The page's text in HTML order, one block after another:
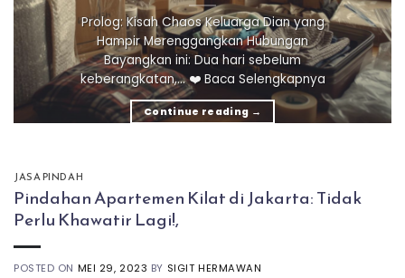
Prolog: Kisah Chaos Keluarga Dian yang
Hampir Merenggangkan Hubungan
Bayangkan ini: Dua hari sebelum
keberangkatan,... ❤️ Baca Selengkapnya
Continue reading →
JASA PINDAH
Pindahan Apartemen Kilat di Jakarta: Tidak
Perlu Khawatir Lagi!,
POSTED ON MEI 29, 2023 BY SIGIT HERMAWAN